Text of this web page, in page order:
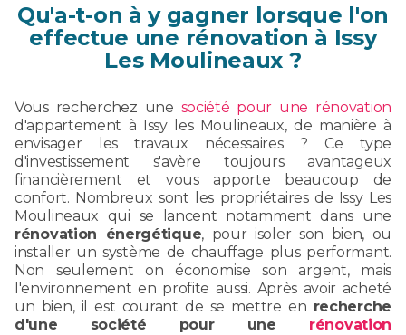
Qu'a-t-on à y gagner lorsque l'on
effectue une rénovation à Issy
Les Moulineaux ?
Vous recherchez une société pour une rénovation
d'appartement à Issy les Moulineaux, de manière à
envisager les travaux nécessaires ? Ce type
d'investissement s'avère toujours avantageux
financièrement et vous apporte beaucoup de
confort. Nombreux sont les propriétaires de Issy Les
Moulineaux qui se lancent notamment dans une
rénovation énergétique, pour isoler son bien, ou
installer un système de chauffage plus performant.
Non seulement on économise son argent, mais
l'environnement en profite aussi. Après avoir acheté
un bien, il est courant de se mettre en recherche
d'une société pour une rénovation